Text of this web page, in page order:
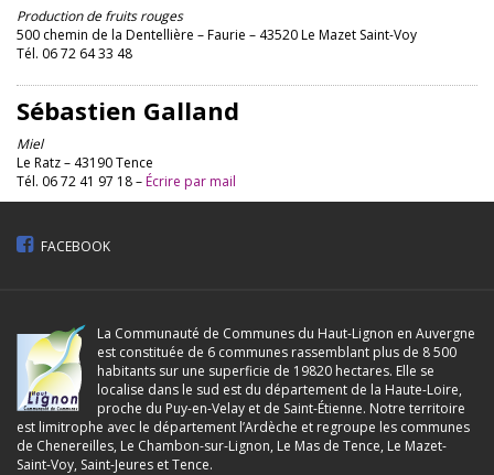
Production de fruits rouges
500 chemin de la Dentellière – Faurie – 43520 Le Mazet Saint-Voy
Tél. 06 72 64 33 48
Sébastien Galland
Miel
Le Ratz – 43190 Tence
Tél. 06 72 41 97 18 – Écrire par mail
FACEBOOK
La Communauté de Communes du Haut-Lignon en Auvergne
est constituée de 6 communes rassemblant plus de 8 500
habitants sur une superficie de 19820 hectares. Elle se
localise dans le sud est du département de la Haute-Loire,
proche du Puy-en-Velay et de Saint-Étienne. Notre territoire
est limitrophe avec le département l’Ardèche et regroupe les communes
de Chenereilles, Le Chambon-sur-Lignon, Le Mas de Tence, Le Mazet-
Saint-Voy, Saint-Jeures et Tence.